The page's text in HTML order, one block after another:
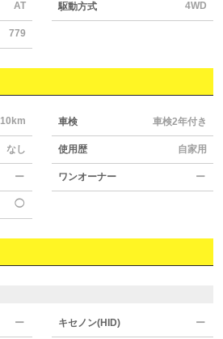
AT 駆動方式 4WD
779
10km 車検 車検2年付き
なし 使用歴 自家用
ー ワンオーナー ー
◯
ー キセノン(HID) ー